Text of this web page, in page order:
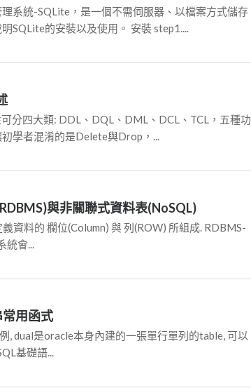
系統-SQLite，是一個不需伺服器、以檔案方式儲存
SQLite的安裝以及使用。 安裝 step1....
分四大類: DDL、DQL、DML、DCL、TCL，五種功
學者混淆的是Delete與Drop，...
與非關聯式資料表(NoSQL)
資料的 欄位(Column) 與 列(ROW) 所組成. RDBMS-
會...
用函式
, dual是oracle本身內建的一張單行單列的table, 可以
基礎語...